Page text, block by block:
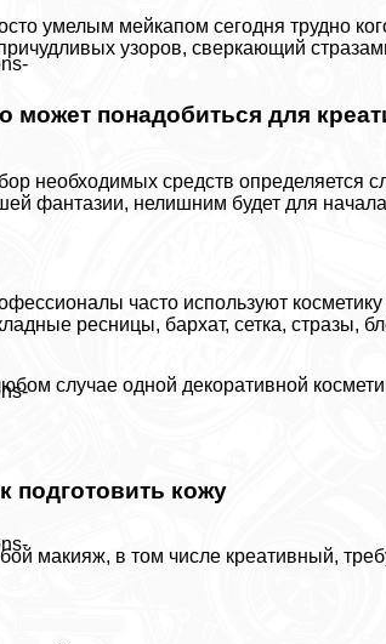
умелым мейкапом сегодня трудно
узоров, сверкающий
может понадобиться для
необходимых средств определяется
фантазии, нелишним будет для
часто используют
ресницы, бархат, сетка, стразы,
случае одной декоративной
подготовить кожу
макияж, в том числе креативный,